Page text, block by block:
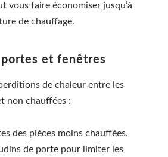
vous faire économiser jusqu’à
de chauffage.
et fenêtres
de chaleur entre les
non chauffées :
des pièces moins chauffées.
de porte pour limiter les